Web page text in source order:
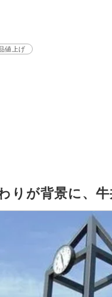
値上げ
りが背景に、